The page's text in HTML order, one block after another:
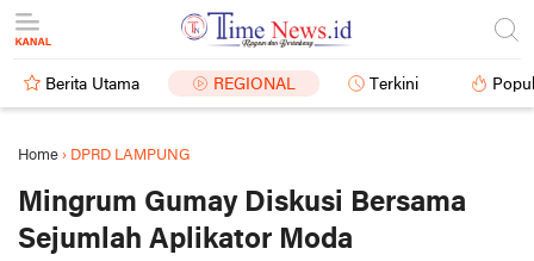
Berita Utama REGIONAL Terkini
Home › DPRD LAMPUNG
Mingrum Gumay Diskusi Bersama
Sejumlah Aplikator Moda